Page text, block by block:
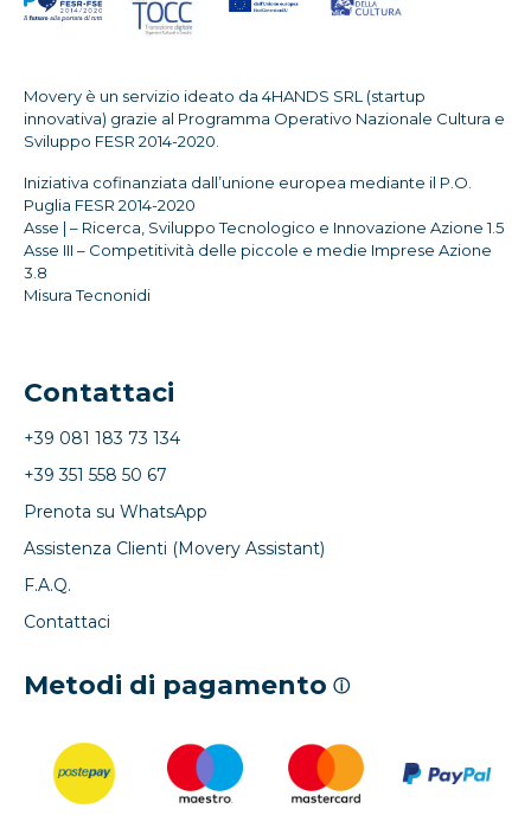
Movery è un servizio ideato da 4HANDS SRL (startup
innovativa) grazie al Programma Operativo Nazionale Cultura e
Sviluppo FESR 2014-2020.
Iniziativa cofinanziata dall’unione europea mediante il P.O.
Puglia FESR 2014-2020
Asse | – Ricerca, Sviluppo Tecnologico e Innovazione Azione 1.5
Asse III – Competitività delle piccole e medie Imprese Azione
3.8
Misura Tecnonidi
Contattaci
+39 081 183 73 134
+39 351 558 50 67
Prenota su WhatsApp
Assistenza Clienti (Movery Assistant)
F.A.Q.
Contattaci
Metodi di pagamento ⓘ